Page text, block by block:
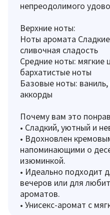
непреодолимого
Верхние ноты:
Ноты аромата Сладкие
сливочная сладость
Средние ноты: мягкие
бархатистые ноты
Базовые ноты: ваниль,
аккорды
Почему вам это
• Сладкий, уютный и
• Вдохновлен
напоминающими о
изюминкой.
• Идеально подходит
вечеров или для
ароматов.
• Унисекс-аромат с